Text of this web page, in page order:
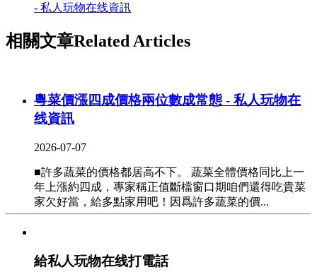
- 私人玩物在线資訊
相關文章Related Articles
粵菜價漲四成價格兩位數成常態 - 私人玩物在
线資訊
2026-07-07
■許多蔬菜的價格都居高不下。 蔬菜全體價格同比上一
年上漲約四成，專家稱正值斷檔窗口期咱們還得吃貴菜
家欠好當，給多點家用吧！因爲許多蔬菜的價...
至少賺600萬
給私人玩物在线打電話